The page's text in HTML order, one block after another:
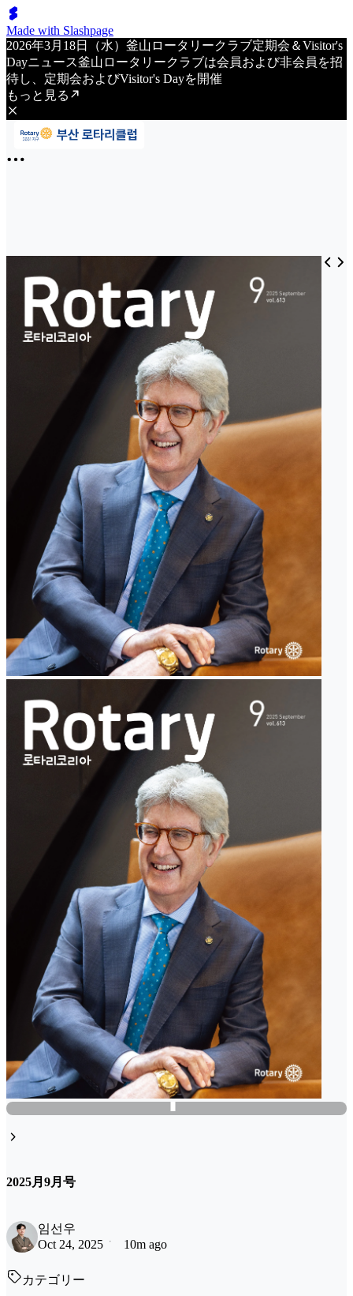
Made with Slashpage
2026年3月18日（水）釜山ロータリークラブ定期会＆Visitor's
Dayニュース釜山ロータリークラブは会員および非会員を招
待し、定期会およびVisitor's Dayを開催
もっと見る
2025月9月号
임선우
Oct 24, 2025
10m ago
カテゴリー